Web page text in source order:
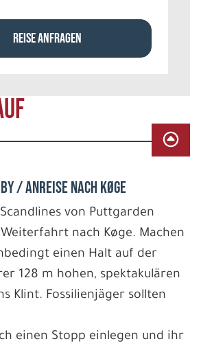
/ ANREISE NACH KØGE
von Puttgarden
nach Køge. Machen
einen Halt auf der
128 m hohen, spektakulären
Klint. Fossilienjäger sollten
einen Stopp einlegen und ihr
REISE ANFRAGEN